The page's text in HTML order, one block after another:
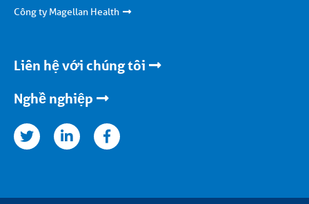
Công ty Magellan Health
Liên hệ với chúng tôi
Nghề nghiệp